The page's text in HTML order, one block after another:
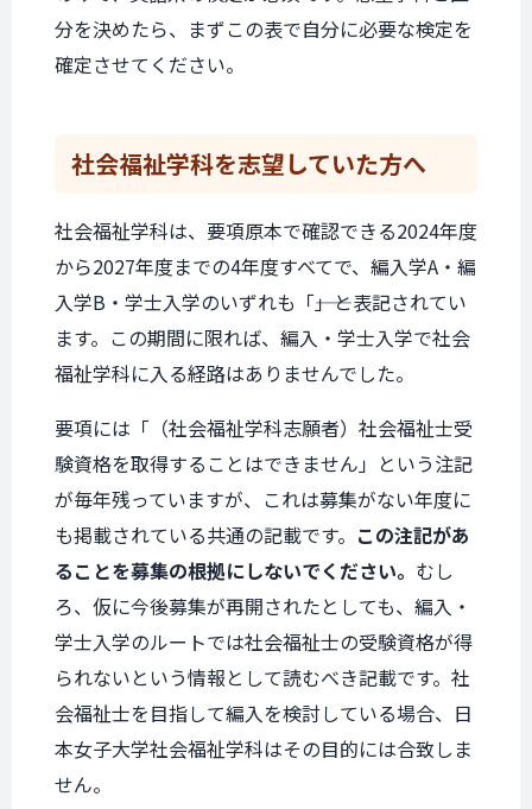
分を決めたら、まずこの表で自分に必要な検定を
確定させてください。
社会福祉学科を志望していた方へ
社会福祉学科は、要項原本で確認できる2024年度
から2027年度までの4年度すべてで、編入学A・編
入学B・学士入学のいずれも「――」と表記されてい
ます。この期間に限れば、編入・学士入学で社会
福祉学科に入る経路はありませんでした。
要項には「（社会福祉学科志願者）社会福祉士受
験資格を取得することはできません」という注記
が毎年残っていますが、これは募集がない年度に
も掲載されている共通の記載です。 この注記があ
ることを募集の根拠にしないでください。 むし
ろ、仮に今後募集が再開されたとしても、編入・
学士入学のルートでは社会福祉士の受験資格が得
られないという情報として読むべき記載です。社
会福祉士を目指して編入を検討している場合、日
本女子大学社会福祉学科はその目的には合致しま
せん。